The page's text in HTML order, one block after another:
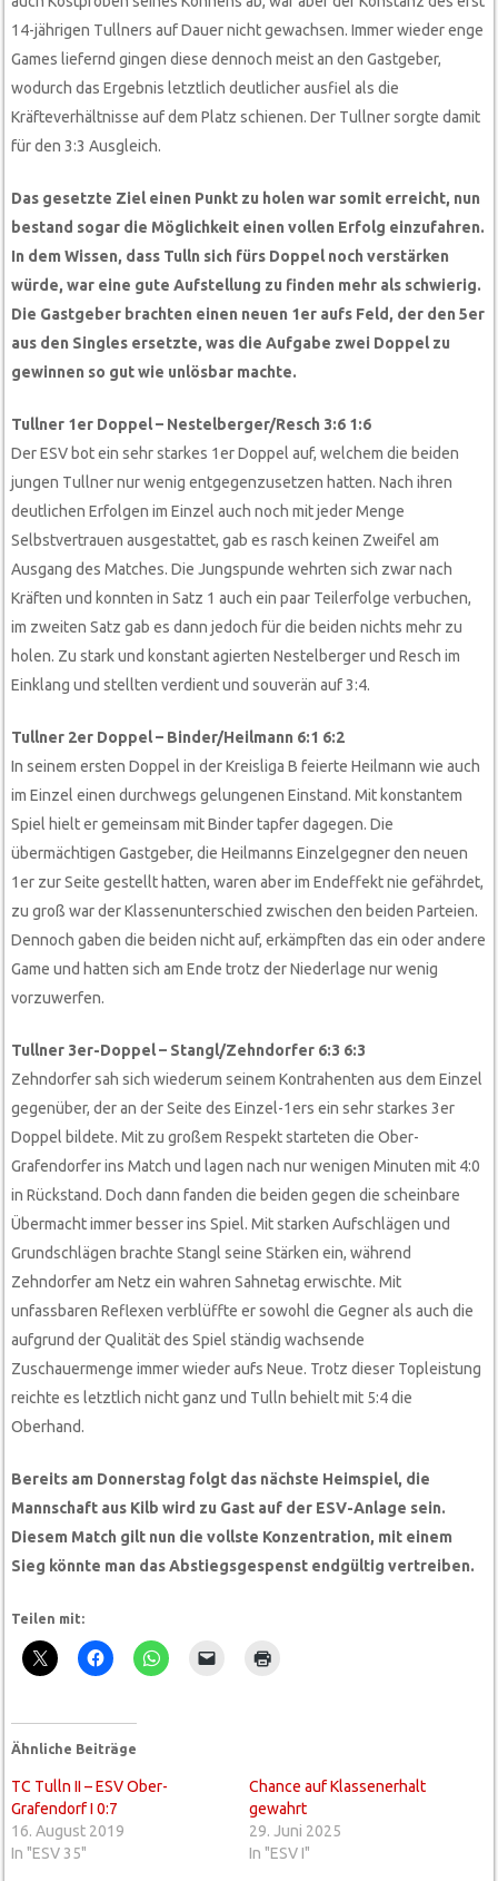
14-jährigen Tullners auf Dauer nicht gewachsen. Immer wieder enge
Games liefernd gingen diese dennoch meist an den Gastgeber,
wodurch das Ergebnis letztlich deutlicher ausfiel als die
Kräfteverhältnisse auf dem Platz schienen. Der Tullner sorgte damit
für den 3:3 Ausgleich.
Das gesetzte Ziel einen Punkt zu holen war somit erreicht, nun
bestand sogar die Möglichkeit einen vollen Erfolg einzufahren.
In dem Wissen, dass Tulln sich fürs Doppel noch verstärken
würde, war eine gute Aufstellung zu finden mehr als schwierig.
Die Gastgeber brachten einen neuen 1er aufs Feld, der den 5er
aus den Singles ersetzte, was die Aufgabe zwei Doppel zu
gewinnen so gut wie unlösbar machte.
Tullner 1er Doppel – Nestelberger/Resch 3:6 1:6
Der ESV bot ein sehr starkes 1er Doppel auf, welchem die beiden
jungen Tullner nur wenig entgegenzusetzen hatten. Nach ihren
deutlichen Erfolgen im Einzel auch noch mit jeder Menge
Selbstvertrauen ausgestattet, gab es rasch keinen Zweifel am
Ausgang des Matches. Die Jungspunde wehrten sich zwar nach
Kräften und konnten in Satz 1 auch ein paar Teilerfolge verbuchen,
im zweiten Satz gab es dann jedoch für die beiden nichts mehr zu
holen. Zu stark und konstant agierten Nestelberger und Resch im
Einklang und stellten verdient und souverän auf 3:4.
Tullner 2er Doppel – Binder/Heilmann 6:1 6:2
In seinem ersten Doppel in der Kreisliga B feierte Heilmann wie auch
im Einzel einen durchwegs gelungenen Einstand. Mit konstantem
Spiel hielt er gemeinsam mit Binder tapfer dagegen. Die
übermächtigen Gastgeber, die Heilmanns Einzelgegner den neuen
1er zur Seite gestellt hatten, waren aber im Endeffekt nie gefährdet,
zu groß war der Klassenunterschied zwischen den beiden Parteien.
Dennoch gaben die beiden nicht auf, erkämpften das ein oder andere
Game und hatten sich am Ende trotz der Niederlage nur wenig
vorzuwerfen.
Tullner 3er-Doppel – Stangl/Zehndorfer 6:3 6:3
Zehndorfer sah sich wiederum seinem Kontrahenten aus dem Einzel
gegenüber, der an der Seite des Einzel-1ers ein sehr starkes 3er
Doppel bildete. Mit zu großem Respekt starteten die Ober-
Grafendorfer ins Match und lagen nach nur wenigen Minuten mit 4:0
in Rückstand. Doch dann fanden die beiden gegen die scheinbare
Übermacht immer besser ins Spiel. Mit starken Aufschlägen und
Grundschlägen brachte Stangl seine Stärken ein, während
Zehndorfer am Netz ein wahren Sahnetag erwischte. Mit
unfassbaren Reflexen verblüffte er sowohl die Gegner als auch die
aufgrund der Qualität des Spiel ständig wachsende
Zuschauermenge immer wieder aufs Neue. Trotz dieser Topleistung
reichte es letztlich nicht ganz und Tulln behielt mit 5:4 die
Oberhand.
Bereits am Donnerstag folgt das nächste Heimspiel, die
Mannschaft aus Kilb wird zu Gast auf der ESV-Anlage sein.
Diesem Match gilt nun die vollste Konzentration, mit einem
Sieg könnte man das Abstiegsgespenst endgültig vertreiben.
Teilen mit:
Ähnliche Beiträge
TC Tulln II – ESV Ober-
Grafendorf I 0:7
16. August 2019
In "ESV 35"
Chance auf Klassenerhalt
gewahrt
29. Juni 2025
In "ESV I"